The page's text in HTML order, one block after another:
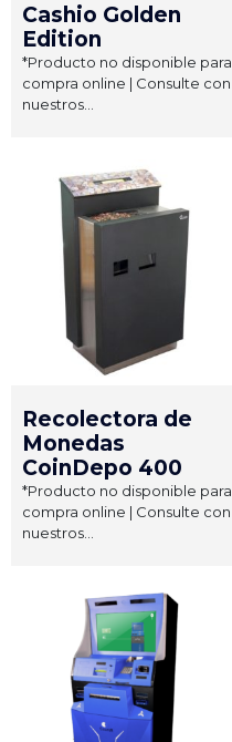
Cashio Golden
Edition
*Producto no disponible para
compra online | Consulte con
nuestros...
Recolectora de
Monedas
CoinDepo 400
*Producto no disponible para
compra online | Consulte con
nuestros...